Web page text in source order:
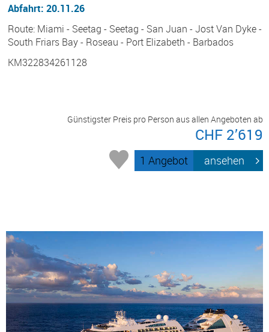
Abfahrt: 20.11.26
Route: Miami - Seetag - Seetag - San Juan - Jost Van Dyke -
South Friars Bay - Roseau - Port Elizabeth - Barbados
KM322834261128
Günstigster Preis pro Person aus allen Angeboten ab
CHF 2’619
1 Angebot ansehen